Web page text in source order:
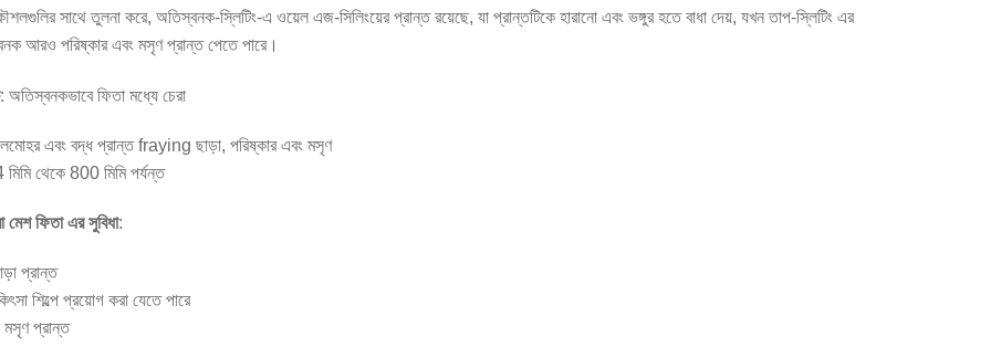
সাথে তুলনা করে, অতিস্বনক-স্লিটিং-এ ওয়েল এজ-সিলিংয়ের প্রান্ত রয়েছে, যা প্রান্তটিকে হারানো এবং ভঙ্গুর হতে বাধা দেয়, যখন তাপ-স্লিটিং এর
আরও পরিষ্কার এবং মসৃণ প্রান্ত পেতে পারে।
: অতিস্বনকভাবে ফিতা মধ্যে চেরা
এবং বদ্ধ প্রান্ত fraying ছাড়া, পরিষ্কার এবং মসৃণ
মিমি থেকে 800 মিমি পর্যন্ত
মেশ ফিতা এর সুবিধা:
প্রান্ত
শিল্পে প্রয়োগ করা যেতে পারে
মসৃণ প্রান্ত